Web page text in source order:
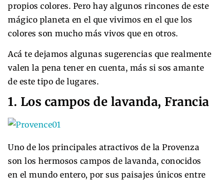
propios colores. Pero hay algunos rincones de este
mágico planeta en el que vivimos en el que los
colores son mucho más vivos que en otros.
Acá te dejamos algunas sugerencias que realmente
valen la pena tener en cuenta, más si sos amante
de este tipo de lugares.
1. Los campos de lavanda, Francia
Uno de los principales atractivos de la Provenza
son los hermosos campos de lavanda, conocidos
en el mundo entero, por sus paisajes únicos entre